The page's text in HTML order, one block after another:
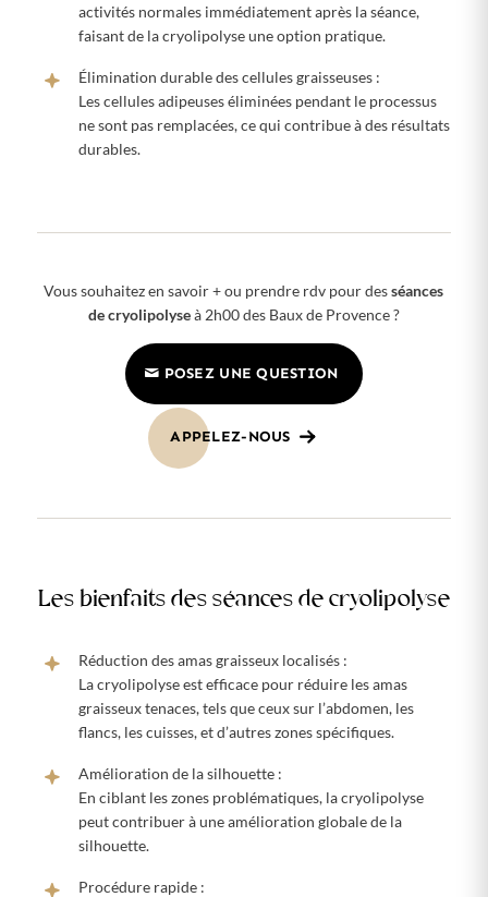
activités normales immédiatement après la séance,
faisant de la cryolipolyse une option pratique.
Élimination durable des cellules graisseuses :
Les cellules adipeuses éliminées pendant le processus
ne sont pas remplacées, ce qui contribue à des résultats
durables.
Vous souhaitez en savoir + ou prendre rdv pour desséances
de cryolipolyseà 2h00 des Baux de Provence ?
POSEZ UNE QUESTION
APPELEZ-NOUS
Les bienfaits des séances de cryolipolyse
Réduction des amas graisseux localisés :
La cryolipolyse est efficace pour réduire les amas
graisseux tenaces, tels que ceux sur l’abdomen, les
flancs, les cuisses, et d’autres zones spécifiques.
Amélioration de la silhouette :
En ciblant les zones problématiques, la cryolipolyse
peut contribuer à une amélioration globale de la
silhouette.
Procédure rapide :